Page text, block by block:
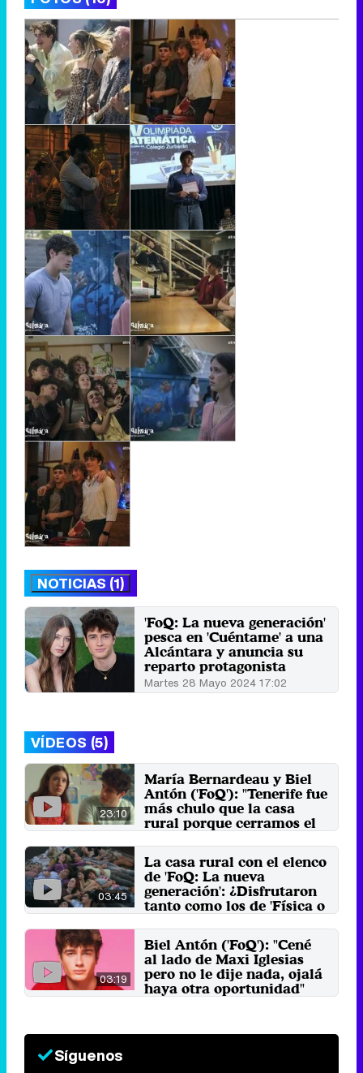
NOTICIAS (1)
'FoQ: La nueva generación'
pesca en 'Cuéntame' a una
Alcántara y anuncia su
reparto protagonista
Martes 28 Mayo 2024 17:02
VÍDEOS (5)
23:10
María Bernardeau y Biel
Antón ('FoQ'): "Tenerife fue
más chulo que la casa
rural porque cerramos el
ciclo"
9 de abril 2025
03:45
La casa rural con el elenco
de 'FoQ: La nueva
generación': ¿Disfrutaron
tanto como los de 'Física o
Química'?
13 de marzo 2025
03:19
Biel Antón ('FoQ'): "Cené
al lado de Maxi Iglesias
pero no le dije nada, ojalá
haya otra oportunidad"
Síguenos